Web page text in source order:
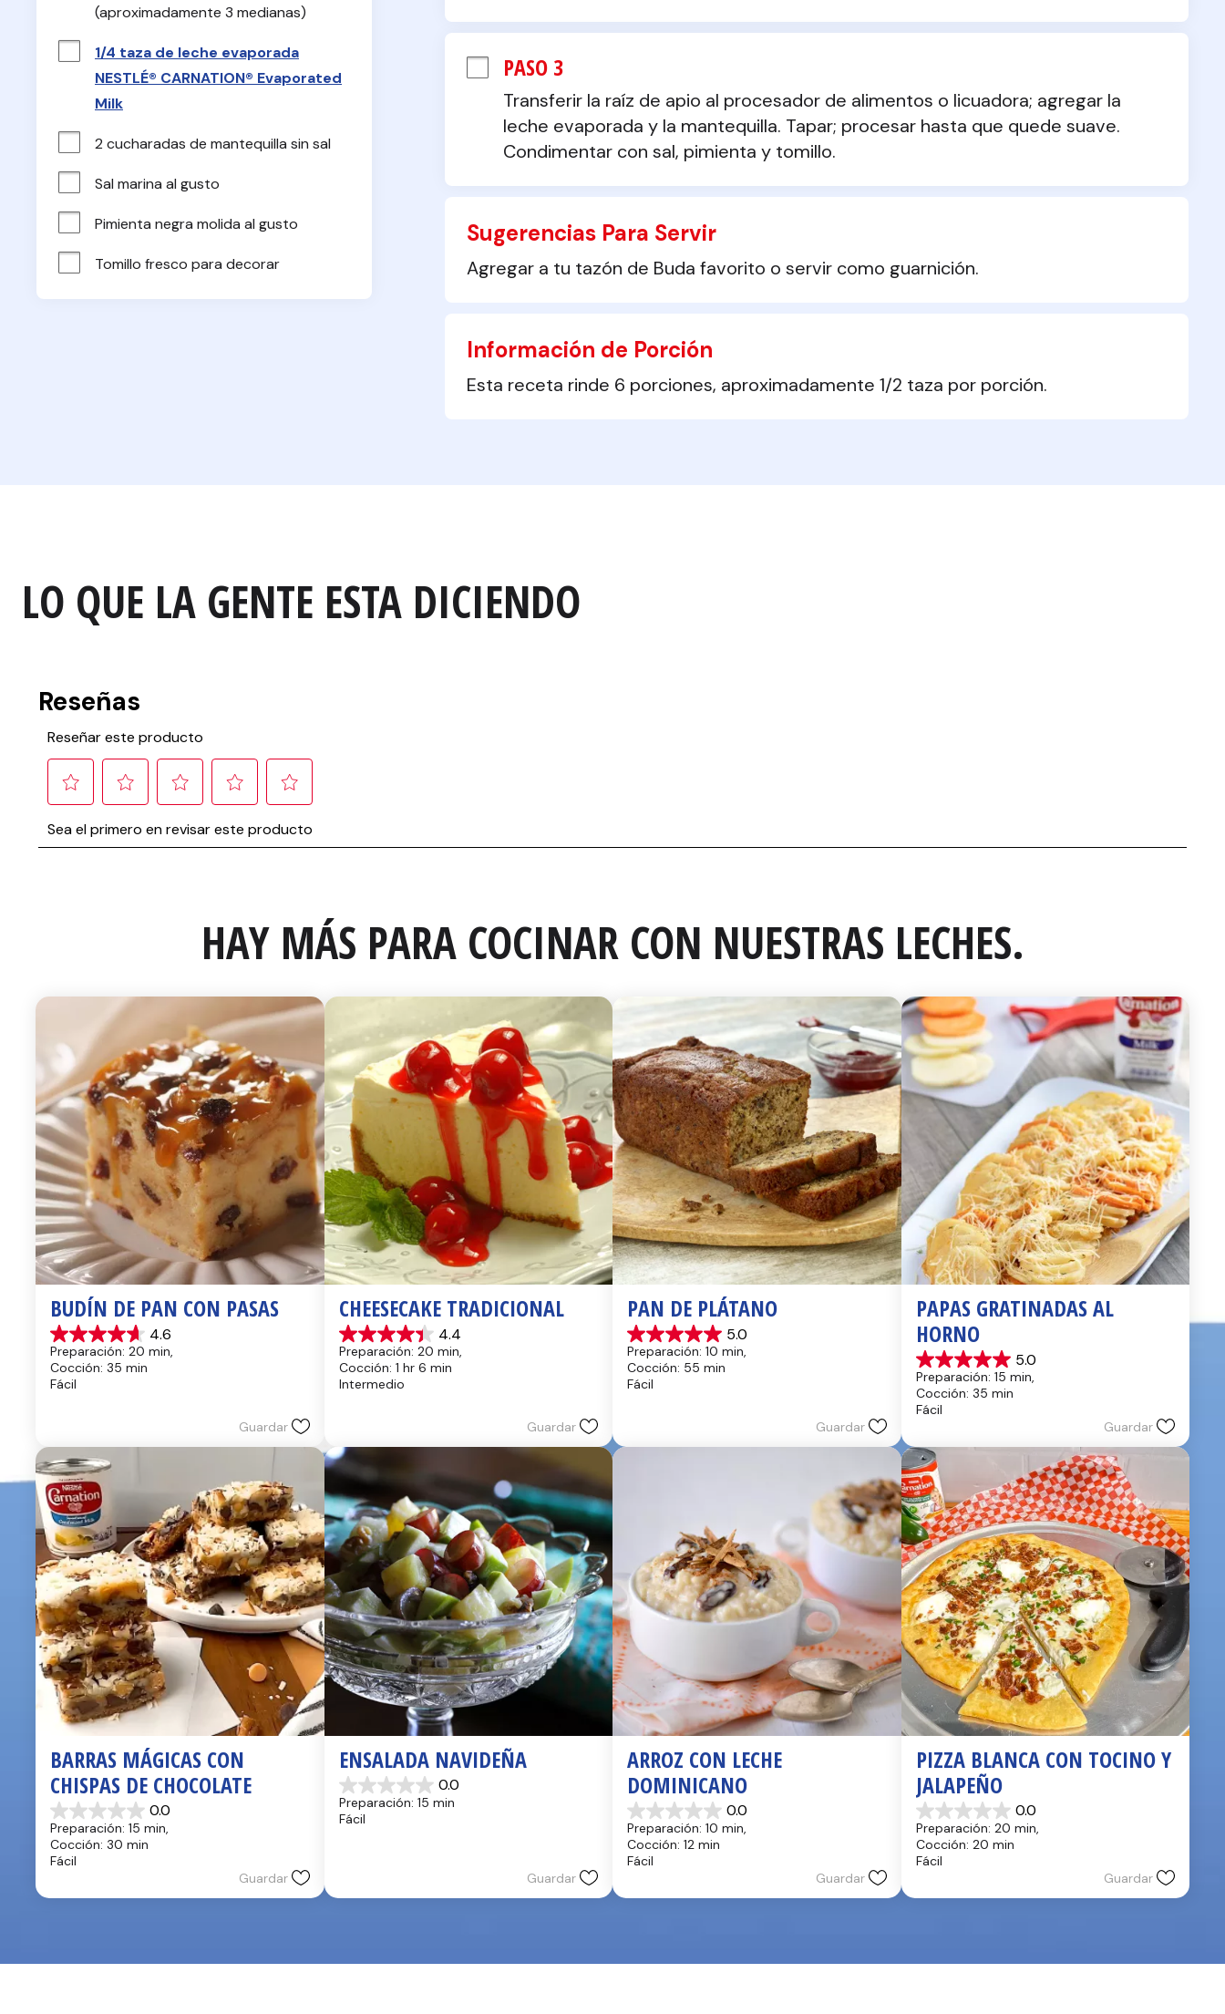
(aproximadamente 3 medianas)
1/4 taza de leche evaporada
NESTLÉ® CARNATION® Evaporated
Milk
2 cucharadas de mantequilla sin sal
Sal marina al gusto
Pimienta negra molida al gusto
Tomillo fresco para decorar
PASO 3
Transferir la raíz de apio al procesador de alimentos o licuadora; agregar la
leche evaporada y la mantequilla. Tapar; procesar hasta que quede suave.
Condimentar con sal, pimienta y tomillo.
Sugerencias Para Servir
Agregar a tu tazón de Buda favorito o servir como guarnición.
Información de Porción
Esta receta rinde 6 porciones, aproximadamente 1/2 taza por porción.
LO QUE LA GENTE ESTA DICIENDO
HAY MÁS PARA COCINAR CON NUESTRAS LECHES.
BUDÍN DE PAN CON PASAS
4.6
4.6
de
5
estrellas.
Preparación: 20 min,
Cocción: 35 min
Fácil
Guardar
CHEESECAKE TRADICIONAL
4.4
4.4
de
5
estrellas.
Preparación: 20 min,
Cocción: 1 hr 6 min
Intermedio
Guardar
PAN DE PLÁTANO
5.0
5.0
de
5
estrellas.
Preparación: 10 min,
Cocción: 55 min
Fácil
Guardar
PAPAS GRATINADAS AL
HORNO
5.0
5.0
de
5
estrellas.
reseñas
Preparación: 15 min,
Cocción: 35 min
Fácil
Guardar
BARRAS MÁGICAS CON
CHISPAS DE CHOCOLATE
0.0
0.0
de
5
estrellas.
Preparación: 15 min,
Cocción: 30 min
Fácil
Guardar
ENSALADA NAVIDEÑA
0.0
0.0
de
5
Preparación: 15 min
Fácil
Guardar
ARROZ CON LECHE
DOMINICANO
0.0
0.0
de
5
estrellas.
Preparación: 10 min,
Cocción: 12 min
Fácil
Guardar
PIZZA BLANCA CON TOCINO Y
JALAPEÑO
0.0
0.0
de
5
estrellas.
Preparación: 20 min,
Cocción: 20 min
Fácil
Guardar